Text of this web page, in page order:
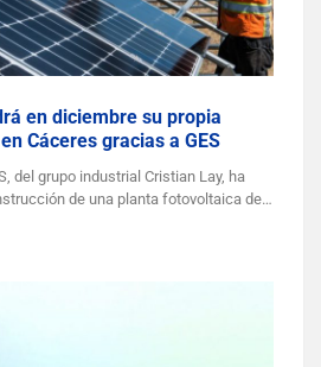
en diciembre su propia
Cáceres gracias a GES
del grupo industrial Cristian Lay, ha
de una planta fotovoltaica de…